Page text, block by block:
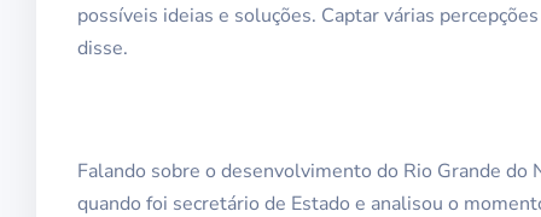
possíveis ideias e soluções. Captar várias
disse.
Falando sobre o desenvolvimento do Rio Grande
quando foi secretário de Estado e analisou o